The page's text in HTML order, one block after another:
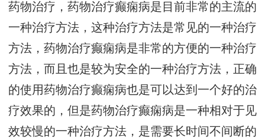
药物治疗，药物治疗癫痫病是目前非常的主流的
一种治疗方法，这种治疗方法是常见的一种治疗
方法，药物治疗癫痫病是非常的方便的一种治疗
方法，而且也是较为安全的一种治疗方法，正确
的使用药物治疗癫痫病也是可以达到一个好的治
疗效果的，但是药物治疗癫痫病是一种相对于见
效较慢的一种治疗方法，是需要长时间不间断的